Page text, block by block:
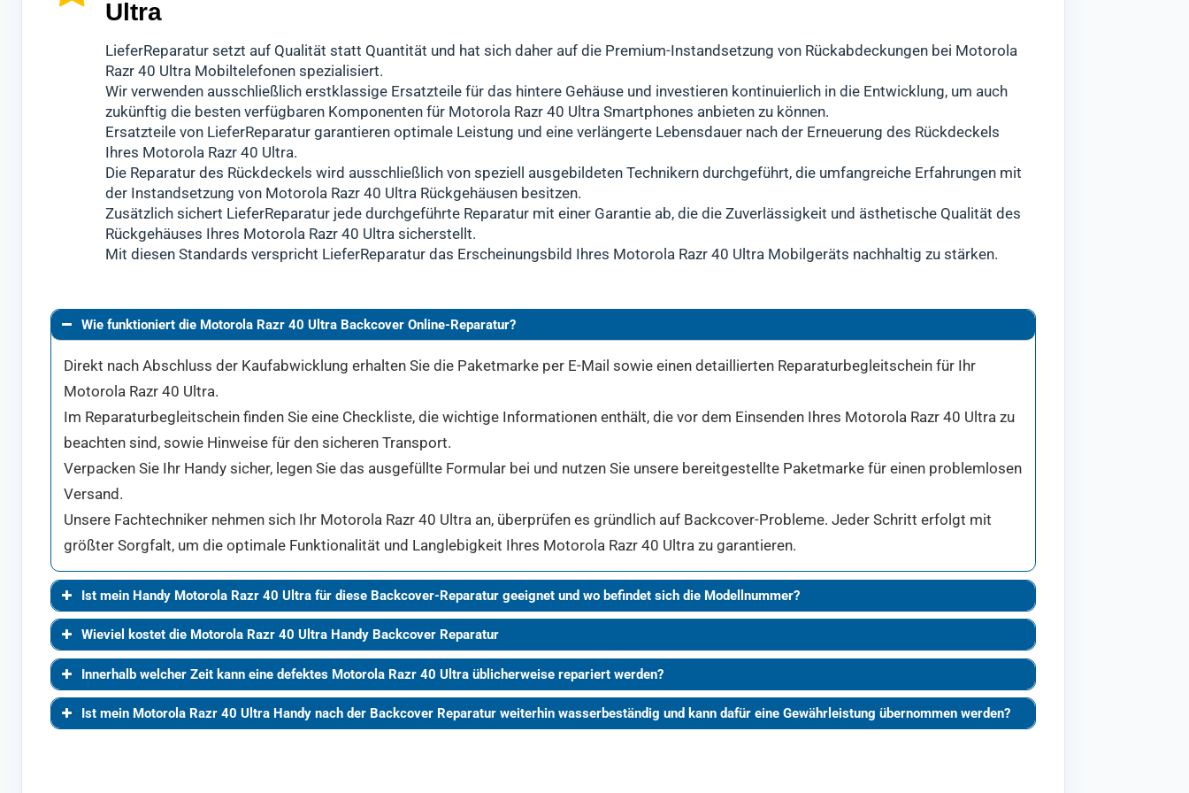
Ultra
LieferReparatur setzt auf Qualität statt Quantität und hat sich daher auf die Premium-Instandsetzung von Rückabdeckungen bei Motorola
Razr 40 Ultra Mobiltelefonen spezialisiert.
Wir verwenden ausschließlich erstklassige Ersatzteile für das hintere Gehäuse und investieren kontinuierlich in die Entwicklung, um auch
zukünftig die besten verfügbaren Komponenten für Motorola Razr 40 Ultra Smartphones anbieten zu können.
Ersatzteile von LieferReparatur garantieren optimale Leistung und eine verlängerte Lebensdauer nach der Erneuerung des Rückdeckels
Ihres Motorola Razr 40 Ultra.
Die Reparatur des Rückdeckels wird ausschließlich von speziell ausgebildeten Technikern durchgeführt, die umfangreiche Erfahrungen mit
der Instandsetzung von Motorola Razr 40 Ultra Rückgehäusen besitzen.
Zusätzlich sichert LieferReparatur jede durchgeführte Reparatur mit einer Garantie ab, die die Zuverlässigkeit und ästhetische Qualität des
Rückgehäuses Ihres Motorola Razr 40 Ultra sicherstellt.
Mit diesen Standards verspricht LieferReparatur das Erscheinungsbild Ihres Motorola Razr 40 Ultra Mobilgeräts nachhaltig zu stärken.
Wie funktioniert die Motorola Razr 40 Ultra Backcover Online-Reparatur?
Direkt nach Abschluss der Kaufabwicklung erhalten Sie die Paketmarke per E-Mail sowie einen detaillierten Reparaturbegleitschein für Ihr
Motorola Razr 40 Ultra.
Im Reparaturbegleitschein finden Sie eine Checkliste, die wichtige Informationen enthält, die vor dem Einsenden Ihres Motorola Razr 40 Ultra zu
beachten sind, sowie Hinweise für den sicheren Transport.
Verpacken Sie Ihr Handy sicher, legen Sie das ausgefüllte Formular bei und nutzen Sie unsere bereitgestellte Paketmarke für einen problemlosen
Versand.
Unsere Fachtechniker nehmen sich Ihr Motorola Razr 40 Ultra an, überprüfen es gründlich auf Backcover-Probleme. Jeder Schritt erfolgt mit
größter Sorgfalt, um die optimale Funktionalität und Langlebigkeit Ihres Motorola Razr 40 Ultra zu garantieren.
Ist mein Handy Motorola Razr 40 Ultra für diese Backcover-Reparatur geeignet und wo befindet sich die Modellnummer?
Wieviel kostet die Motorola Razr 40 Ultra Handy Backcover Reparatur
Innerhalb welcher Zeit kann eine defektes Motorola Razr 40 Ultra üblicherweise repariert werden?
Ist mein Motorola Razr 40 Ultra Handy nach der Backcover Reparatur weiterhin wasserbeständig und kann dafür eine Gewährleistung übernommen werden?